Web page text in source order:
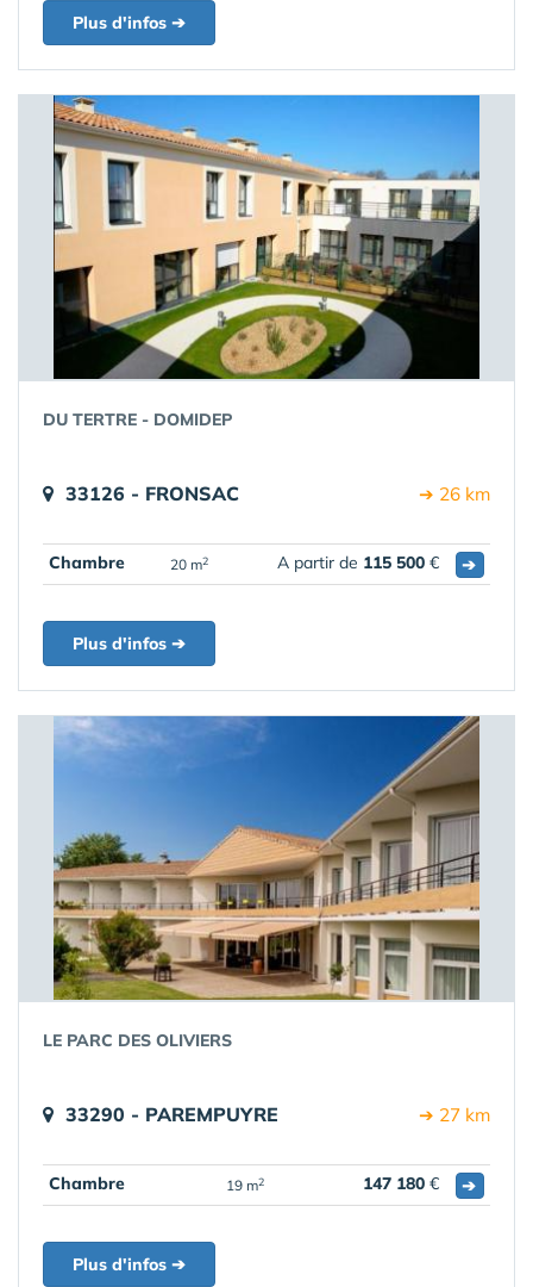
Plus d'infos ➔
DU TERTRE - DOMIDEP
33126 - FRONSAC ➔ 26 km
Chambre 20 m2 A partir de 115 500 € ➔
Plus d'infos ➔
LE PARC DES OLIVIERS
33290 - PAREMPUYRE ➔ 27 km
Chambre 19 m2 147 180 € ➔
Plus d'infos ➔